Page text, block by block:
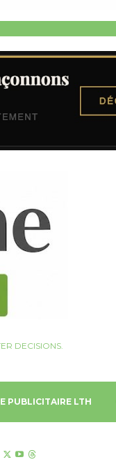
DECISIONS.
PUBLICITAIRE LTH